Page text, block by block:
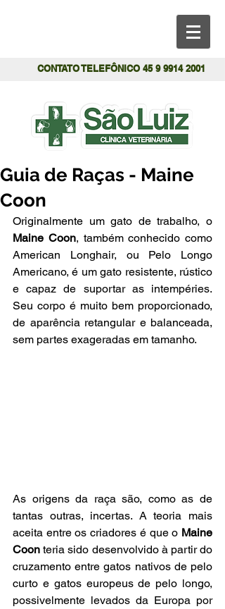
CONTATO TELEFÔNICO 45 9 9914 2001
Guia de Raças - Maine
Coon
Maine Coon, também conhecido como
American Longhair, ou Pelo Longo
Americano, é um gato resistente, rústico
e capaz de suportar as intempéries.
Seu corpo é muito bem proporcionado,
de aparência retangular e balanceada,
sem partes exageradas em tamanho.
As origens da raça são, como as de
tantas outras, incertas. A teoria mais
aceita entre os criadores é que o Maine
Coon teria sido desenvolvido à partir do
cruzamento entre gatos nativos de pelo
curto e gatos europeus de pelo longo,
possivelmente levados da Europa por